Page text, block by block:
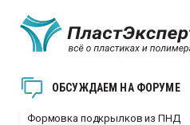
ОБСУЖДАЕМ НА ФОРУМЕ
Формовка подкрылков из ПНД